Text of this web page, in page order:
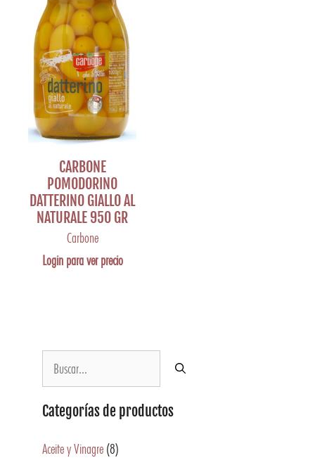
Categorías de productos
Aceite y Vinagre (8)
CARBONE
POMODORINO
DATTERINO GIALLO AL
NATURALE 950 GR
Carbone
Login para ver precio